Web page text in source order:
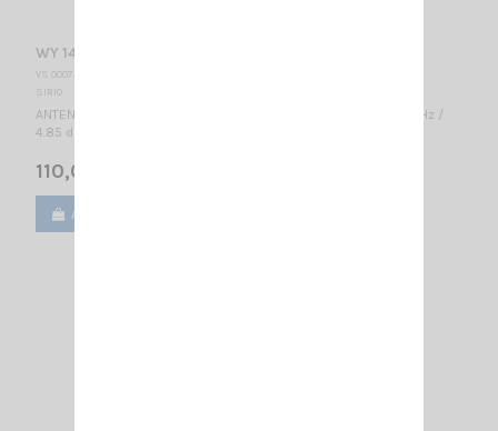
WY 140-3N SIRIO
VS 000740
SIRIO
ANTENNE DIRECTIVE VHF 3 éléments - LARGE BANDE 140...160 MHz /
4.85 dBd – 7 dBi / 990 x 1110 mm
110,00 €
Ajouter au panier